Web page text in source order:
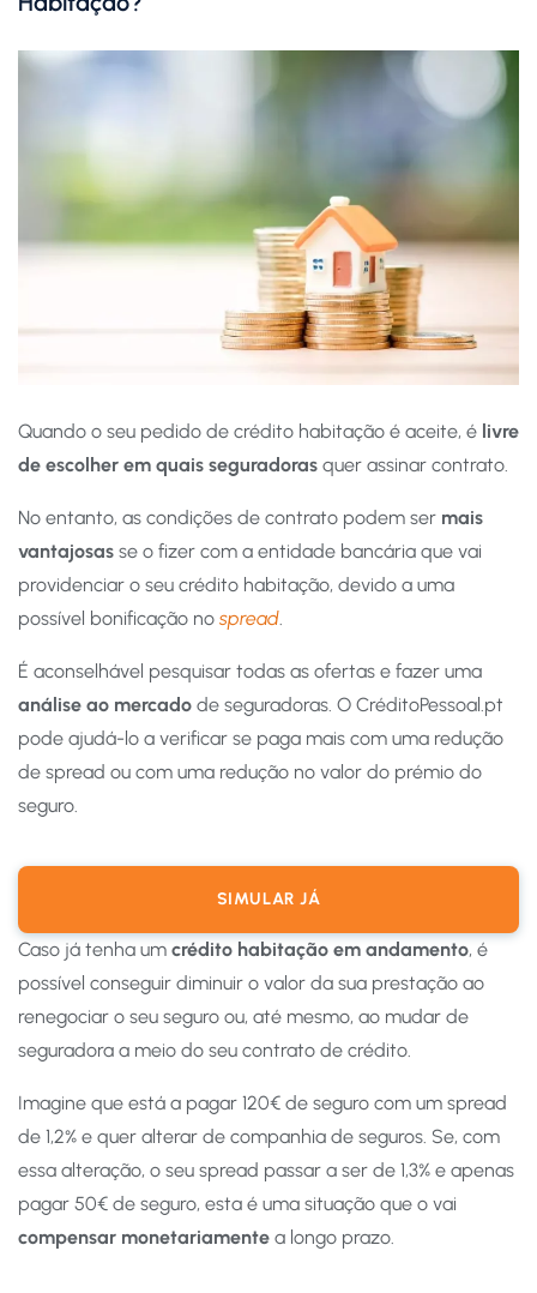
Quando o seu pedido de crédito habitação é aceite, é livre
de escolher em quais seguradoras quer assinar contrato.
No entanto, as condições de contrato podem ser mais
vantajosas se o fizer com a entidade bancária que vai
providenciar o seu crédito habitação, devido a uma
possível bonificação no spread
É aconselhável pesquisar todas as ofertas e fazer uma
análise ao mercado de seguradoras. O CréditoPessoal.pt
pode ajudá-lo a verificar se paga mais com uma redução
de spread ou com uma redução no valor do prémio do
seguro.
SIMULAR JÁ
Caso já tenha um crédito habitação em andamento, é
possível conseguir diminuir o valor da sua prestação ao
renegociar o seu seguro ou, até mesmo, ao mudar de
seguradora a meio do seu contrato de crédito.
Imagine que está a pagar 120€ de seguro com um spread
de 1,2% e quer alterar de companhia de seguros. Se, com
essa alteração, o seu spread passar a ser de 1,3% e apenas
pagar 50€ de seguro, esta é uma situação que o vai
compensar monetariamente a longo prazo.